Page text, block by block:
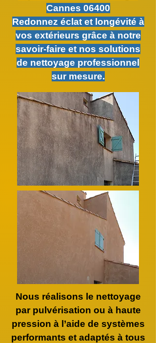
Cannes 06400
Redonnez éclat et longévité à
vos extérieurs grâce à notre
savoir-faire et nos solutions
de nettoyage professionnel
sur mesure.
Nous réalisons le nettoyage
par pulvérisation ou à haute
pression à l’aide de systèmes
performants et adaptés à tous